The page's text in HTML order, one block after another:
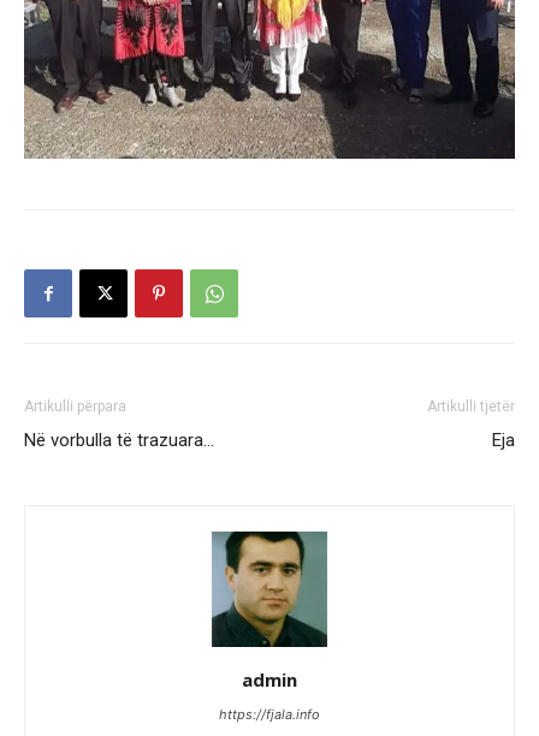
Artikulli përpara
Në vorbulla të trazuara…
Artikulli tjetër
Eja
admin
https://fjala.info